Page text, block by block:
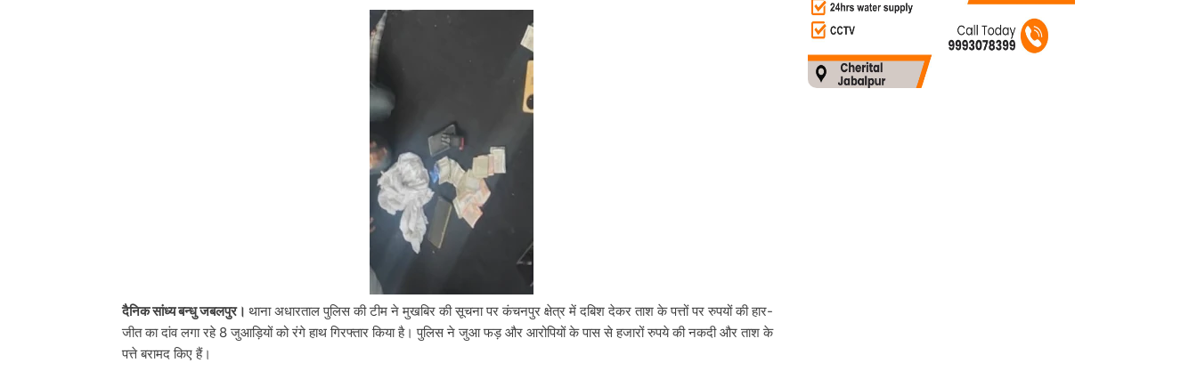
दैनिक सांध्य बन्धु जबलपुर। थाना अधारताल पुलिस की टीम ने मुखबिर की सूचना पर कंचनपुर क्षेत्र में दबिश देकर ताश के पत्तों पर रुपयों की हार-
जीत का दांव लगा रहे 8 जुआड़ियों को रंगे हाथ गिरफ्तार किया है। पुलिस ने जुआ फड़ और आरोपियों के पास से हजारों रुपये की नकदी और ताश के
पत्ते बरामद किए हैं।